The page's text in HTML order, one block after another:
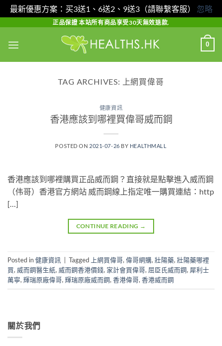
最新優惠方案：买3送1、6送2、9送3（請聯繫客服） 忽略
content
正品保證 本站所有商品享受30天無效退款.
0
TAG ARCHIVES: 上網買偉哥
健康資訊
香港應該到哪裡買偉哥威而鋼
POSTED ON 2021-07-26 BY HEALTHMALL
香港應該到哪裡購買正品威而鋼？直接就是點擊進入威而鋼
（伟哥）香港官方網站 威而鋼線上指定唯一購買連結：http
[…]
CONTINUE READING →
Posted in健康資訊 Tagged 上網買偉哥, 偉哥網購, 壯陽藥, 壯陽藥哪裡
買, 威而鋼醫生紙, 威而鋼香港價錢, 家計會買偉哥, 屈臣氏威而鋼, 犀利士
萬寧, 輝瑞原廠偉哥, 輝瑞原廠威而鋼, 香港偉哥, 香港威而鋼
關於我們